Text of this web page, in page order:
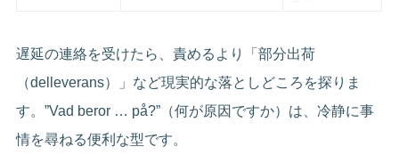
遅延の連絡を受けたら、責めるより「部分出荷
（delleverans）」など現実的な落としどころを探りま
す。”Vad beror … på?”（何が原因ですか）は、冷静に事
情を尋ねる便利な型です。